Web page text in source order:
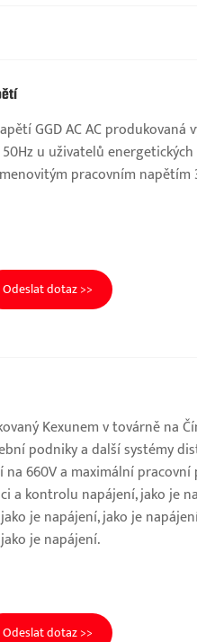
GGD AC AC produkovaná
u uživatelů
pracovním
Odeslat dotaz >>
Kexunem v továrně na
podniky a další systémy
660V a maximální pracovní
a kontrolu napájení, jako je
je napájení, jako je
je napájení.
Odeslat dotaz >>